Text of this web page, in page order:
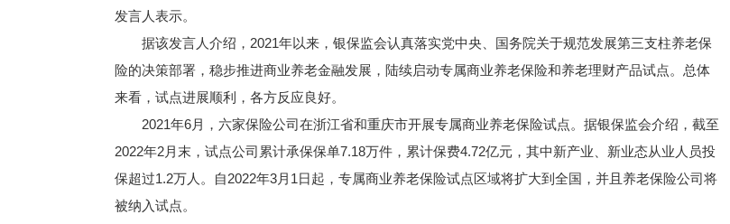
发言人表示。
据该发言人介绍，2021年以来，银保监会认真落实党中央、国务院关于规范发展第三支柱养老保
险的决策部署，稳步推进商业养老金融发展，陆续启动专属商业养老保险和养老理财产品试点。总体
来看，试点进展顺利，各方反应良好。
2021年6月，六家保险公司在浙江省和重庆市开展专属商业养老保险试点。据银保监会介绍，截至
2022年2月末，试点公司累计承保保单7.18万件，累计保费4.72亿元，其中新产业、新业态从业人员投
保超过1.2万人。自2022年3月1日起，专属商业养老保险试点区域将扩大到全国，并且养老保险公司将
被纳入试点。